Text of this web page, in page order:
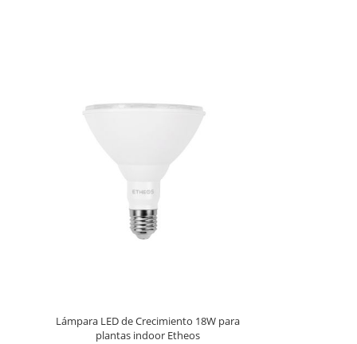
Lámpara LED de Crecimiento 18W para
plantas indoor Etheos